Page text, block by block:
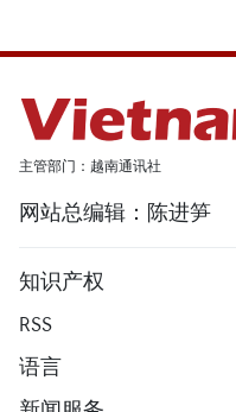
主管部门：越南通讯社
网站总编辑：陈进笋
知识产权
RSS
语言